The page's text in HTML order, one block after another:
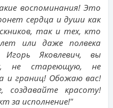
воспоминания! Это
сердца и души как
так и тех, кто
или даже полвека
Игорь Яковлевич, вы
не стареющую, не
и границ! Обожаю вас!
создавайте красоту!
за исполнение!"